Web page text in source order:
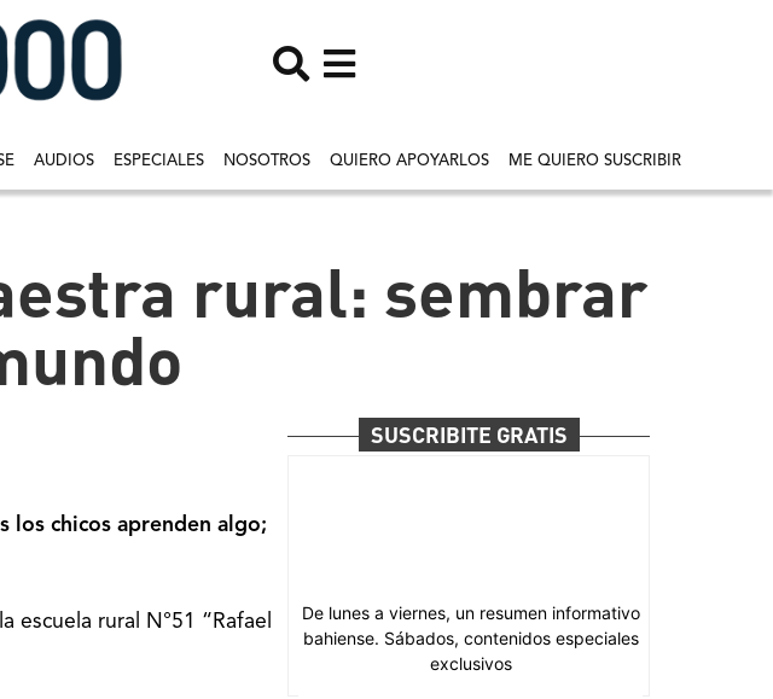
AUDIOS ESPECIALES NOSOTROS QUIERO APOYARLOS ME QUIERO SUSCRIBIR
rural: sembrar
los chicos aprenden algo;
escuela rural N°51 “Rafael
SUSCRIBITE GRATIS